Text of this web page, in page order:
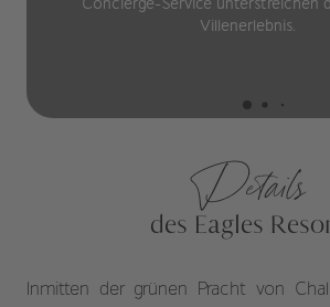
Villenerlebnis.
Details
des Eagles
Inmitten der grünen Pracht von